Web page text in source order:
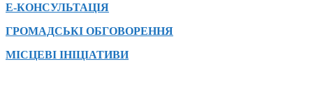
Е-КОНСУЛЬТАЦІЯ
ГРОМАДСЬКІ ОБГОВОРЕННЯ
МІСЦЕВІ ІНІЦІАТИВИ